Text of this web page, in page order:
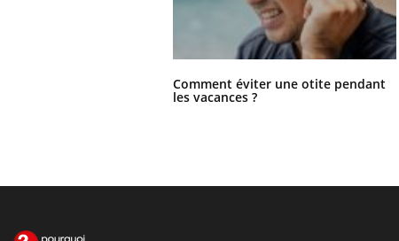
Comment éviter une otite pendant
les vacances ?